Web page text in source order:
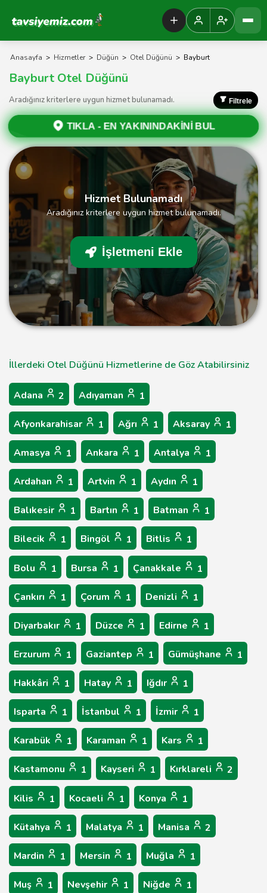
Tavsiyemiz Anasayfa
Anasayfa > Hizmetler > Düğün > Otel Düğünü > Bayburt
Bayburt Otel Düğünü
Aradığınız kriterlere uygun hizmet bulunamadı. Filtrele
TIKLA - EN YAKININDAKİNİ BUL
Hizmet Bulunamadı
Aradığınız kriterlere uygun hizmet bulunamadı.
İşletmeni Ekle
İllerdeki Otel Düğünü Hizmetlerine de Göz Atabilirsiniz
Adana 2 Adıyaman 1
Afyonkarahisar 1 Ağrı 1 Aksaray 1
Amasya 1 Ankara 1 Antalya 1
Ardahan 1 Artvin 1 Aydın 1
Balıkesir 1 Bartın 1 Batman 1
Bilecik 1 Bingöl 1 Bitlis 1
Bolu 1 Bursa 1 Çanakkale 1
Çankırı 1 Çorum 1 Denizli 1
Diyarbakır 1 Düzce 1 Edirne 1
Erzurum 1 Gaziantep 1 Gümüşhane 1
Hakkâri 1 Hatay 1 Iğdır 1
Isparta 1 İstanbul 1 İzmir 1
Karabük 1 Karaman 1 Kars 1
Kastamonu 1 Kayseri 1 Kırklareli 2
Kilis 1 Kocaeli 1 Konya 1
Kütahya 1 Malatya 1 Manisa 2
Mardin 1 Mersin 1 Muğla 1
Muş 1 Nevşehir 1 Niğde 1